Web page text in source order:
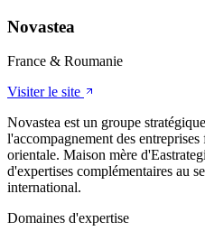
Novastea
France & Roumanie
Visiter le site
Novastea est un groupe
l'accompagnement des
orientale. Maison mère
d'expertises complémentaires au
international.
Domaines d'expertise